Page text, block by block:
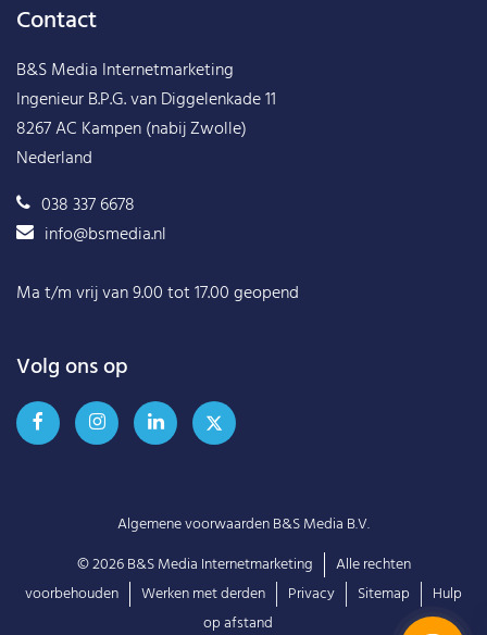
Contact
B&S Media Internetmarketing
Ingenieur B.P.G. van Diggelenkade 11
8267 AC Kampen (nabij Zwolle)
Nederland
038 337 6678
info@bsmedia.nl
Ma t/m vrij van 9.00 tot 17.00 geopend
Volg ons op
Algemene voorwaarden B&S Media B.V.
© 2026B&S Media Internetmarketing
Alle rechten
voorbehouden
Werken met derden Privacy Sitemap
Hulp
op afstand